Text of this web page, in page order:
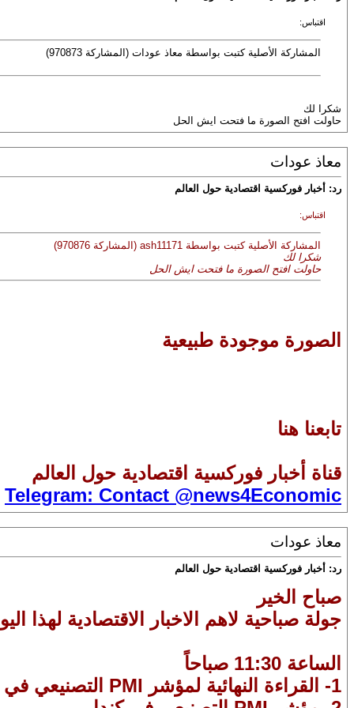
اقتباس:
المشاركة الأصلية كتبت بواسطة معاذ عودات (المشاركة 970873)
شكرا لك
حاولت افتح الصورة ما فتحت ايش الحل
معاذ عودات
رد: أخبار فوركسية اقتصادية حول العالم
اقتباس:
المشاركة الأصلية كتبت بواسطة ash11171 (المشاركة 970876)
شكرا لك
حاولت افتح الصورة ما فتحت ايش الحل
الصورة موجودة طبيعية
تابعنا هنا
قناة أخبار فوركسية اقتصادية حول العالم
Telegram: Contact @news4Economic
معاذ عودات
رد: أخبار فوركسية اقتصادية حول العالم
صباح الخير
جولة صباحية لاهم الاخبار الاقتصادية لهذا
الساعة 11:30 صباحاً
1- القراءة النهائية لمؤشر PMI التصنيعي في انجلترا